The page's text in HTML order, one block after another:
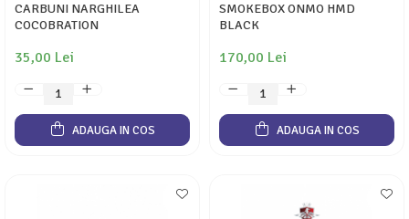
CARBUNI NARGHILEA
COCOBRATION
35,00 Lei
ADAUGA IN COS
SMOKEBOX ONMO HMD
BLACK
170,00 Lei
ADAUGA IN COS